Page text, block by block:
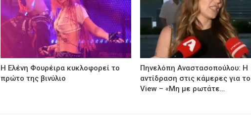
Η Ελένη Φουρέιρα κυκλοφορεί το
πρώτο της βινύλιο
Πηνελόπη Αναστασοπούλου: Η
αντίδραση στις κάμερες για
View – «Μη με ρωτάτε…